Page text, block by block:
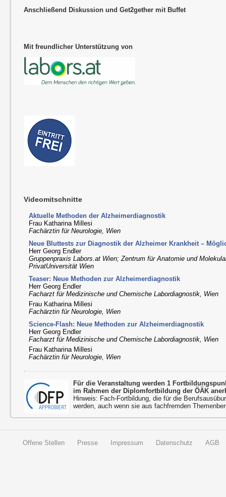
Anschließend Diskussion und Get2gether mit Buffet
Mit freundlicher Unterstützung von
Videomitschnitte
Aktuelle Methoden der Alzheimerdiagnostik
Frau Katharina Millesi
Fachärztin für Neurologie, Wien
Neue Bluttests zur Diagnostik der Alzheimer Krankheit –
Herr Georg Endler
Gruppenpraxis Labors.at Wien; Zentrum für Anatomie und
PrivatUniversität Wien
Teaser: Neue Methoden zur Alzheimerdiagnostik
Herr Georg Endler
Facharzt für Medizinische und Chemische Labordiagnostik, Wien
Frau Katharina Millesi
Fachärztin für Neurologie, Wien
Science-Flash: Neue Methoden zur Alzheimerdiagnostik
Herr Georg Endler
Facharzt für Medizinische und Chemische Labordiagnostik, Wien
Frau Katharina Millesi
Fachärztin für Neurologie, Wien
Für die Veranstaltung werden 1
im Rahmen der Diplomfortbildung der ÖÄK
Hinweis: Fach-Fortbildung, die für die
werden, auch wenn sie aus fachfremden
Offene Stellen Presse Impressum Datenschutz AGB